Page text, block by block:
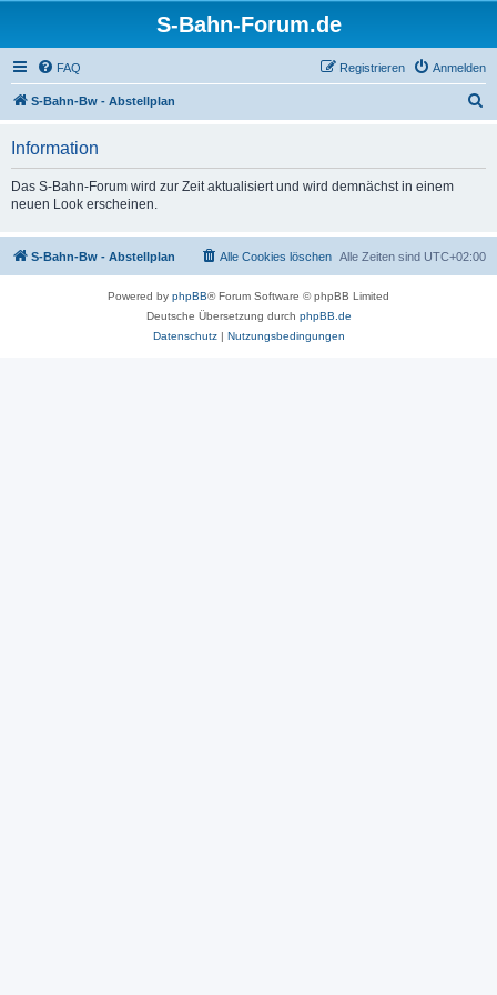
S-Bahn-Forum.de
FAQ Anmelden
Registrieren
S-Bahn-Bw - Abstellplan
Information
Das S-Bahn-Forum wird zur Zeit aktualisiert und wird demnächst in einem
neuen Look erscheinen.
S-Bahn-Bw - Abstellplan Alle Zeiten sind UTC+02:00
Alle Cookies löschen
Powered by phpBB® Forum Software © phpBB Limited
Deutsche Übersetzung durch phpBB.de
Datenschutz| Nutzungsbedingungen